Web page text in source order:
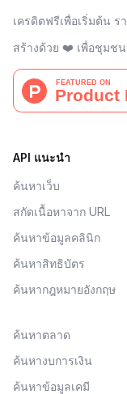
เครดิตฟรีเพื่อเริ่มต้น
สร้างด้วย ❤️ เพื่อชุมช
API แนะนำ
ค้นหาเว็บ
สกัดเนื้อหาจาก URL
ค้นหาข้อมูลคลินิก
ค้นหาสิทธิบัตร
ค้นหากฎหมายอังกฤษ
ค้นหาตลาด
ค้นหางบการเงิน
ค้นหาข้อมูลเคมี